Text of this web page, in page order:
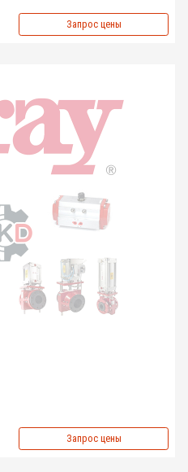
Запрос цены
Запрос цены